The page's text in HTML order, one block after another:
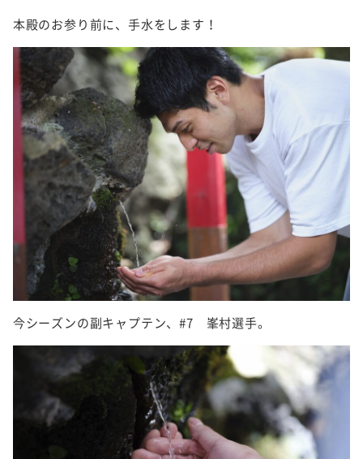
本殿のお参り前に、手水をします！
今シーズンの副キャプテン、#7 峯村選手。